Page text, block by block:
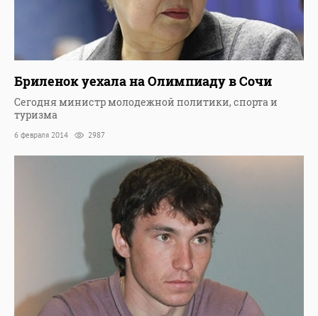
Бриленок уехала на Олимпиаду в Сочи
Сегодня министр молодежной политики, спорта и
туризма
6 февраля 2014 2987